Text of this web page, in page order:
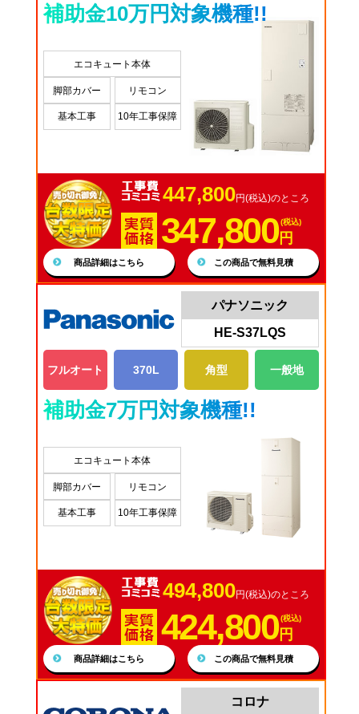
補助金10万円対象機種!!
エコキュート本体
脚部カバー リモコン
基本工事 10年工事保障
447,800円(税込)のところ
347,800(税込)
円
商品詳細はこちら この商品で無料見積
パナソニック
HE-S37LQS
フルオート 370L 角型 一般地
補助金7万円対象機種!!
エコキュート本体
脚部カバー リモコン
基本工事 10年工事保障
494,800円(税込)のところ
424,800(税込)
円
商品詳細はこちら この商品で無料見積
コロナ